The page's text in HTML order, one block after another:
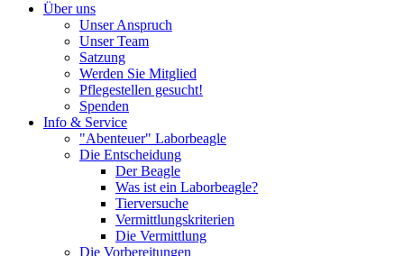
Über uns
Unser Anspruch
Unser Team
Satzung
Werden Sie Mitglied
Pflegestellen gesucht!
Spenden
Info & Service
"Abenteuer" Laborbeagle
Die Entscheidung
Der Beagle
Was ist ein Laborbeagle?
Tierversuche
Vermittlungskriterien
Die Vermittlung
Die Vorbereitungen